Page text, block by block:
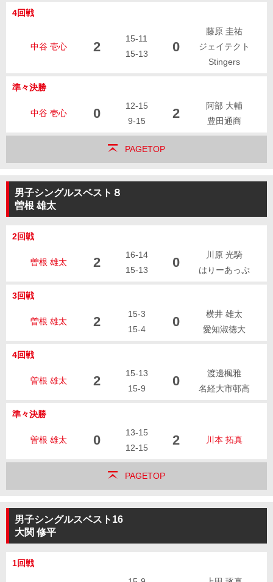
4回戦
中谷 壱心 2
15-11
15-13
0
藤原 圭祐
ジェイテクト
Stingers
準々決勝
中谷 壱心 0
12-15
9-15
2
阿部 大輔
豊田通商
PAGETOP
男子シングルスベスト８
曽根 雄太
2回戦
曽根 雄太 2
16-14
15-13
0
川原 光騎
はりーあっぷ
3回戦
曽根 雄太 2
15-3
15-4
0
横井 雄太
愛知淑徳大
4回戦
曽根 雄太 2
15-13
15-9
0
渡邊楓雅
名経大市邨高
準々決勝
曽根 雄太 0
13-15
12-15
2 川本 拓真
PAGETOP
男子シングルスベスト16
大関 修平
1回戦